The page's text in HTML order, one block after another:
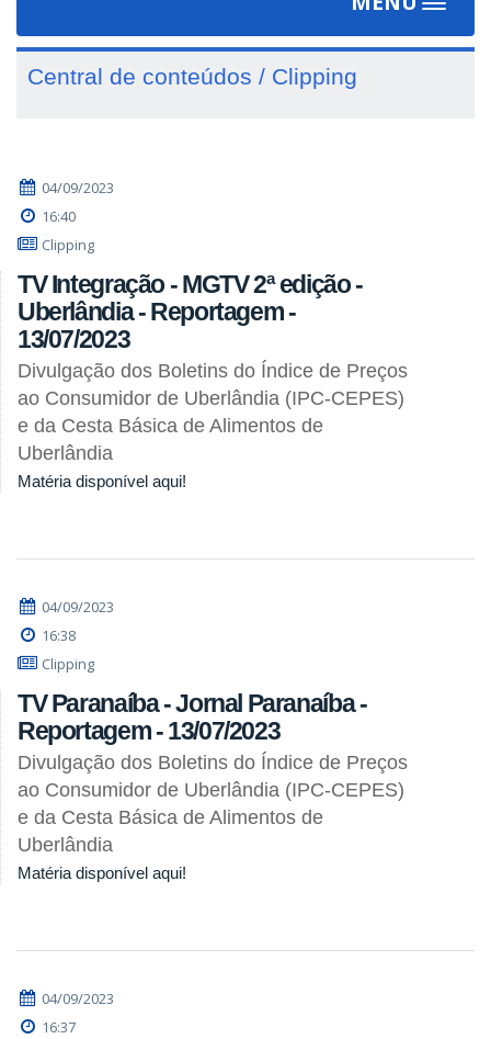
Toggle
Central de conteúdos / Clipping
04/09/2023
16:40
Clipping
TV Integração - MGTV 2ª edição -
Uberlândia - Reportagem -
13/07/2023
Divulgação dos Boletins do Índice de Preços
ao Consumidor de Uberlândia (IPC-CEPES)
e da Cesta Básica de Alimentos de
Uberlândia
Matéria disponível aqui!
04/09/2023
16:38
Clipping
TV Paranaíba - Jornal Paranaíba -
Reportagem - 13/07/2023
Divulgação dos Boletins do Índice de Preços
ao Consumidor de Uberlândia (IPC-CEPES)
e da Cesta Básica de Alimentos de
Uberlândia
Matéria disponível aqui!
04/09/2023
16:37